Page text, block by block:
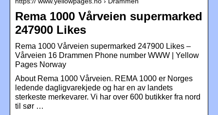
Rema 1000 Vårveien supermarked
247900 Likes
Rema 1000 Vårveien supermarked 247900 Likes –
Vårveien 16 Drammen Phone number WWW | Yellow
Pages Norway
About Rema 1000 Vårveien. REMA 1000 er Norges
ledende dagligvarekjede og har en av landets
sterkeste merkevarer. Vi har over 600 butikker fra nord
til sør …